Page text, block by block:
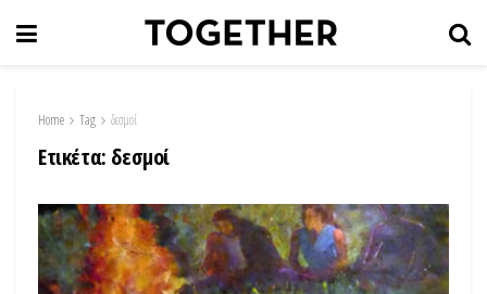
Home Tag δεσμοί
Ετικέτα: δεσμοί